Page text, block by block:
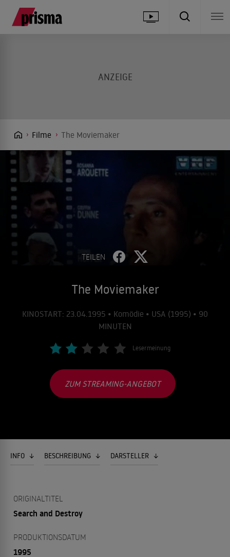
Filme The Moviemaker
TEILEN
The Moviemaker
KINOSTART: 23.04.1995 • Komödie • USA (1995) • 90
MINUTEN
Lesermeinung
ZUM STREAMING-ANGEBOT
INFO BESCHREIBUNG DARSTELLER
ORIGINALTITEL
Search and Destroy
PRODUKTIONSDATUM
1995